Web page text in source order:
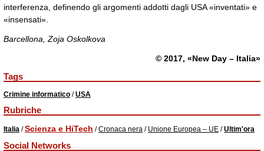
interferenza, definendo gli argomenti addotti dagli USA «inventati» e
«insensati».
Barcellona, Zoja Oskolkova
© 2017, «New Day – Italia»
Tags
Crimine informatico /USA
Rubriche
Italia /Scienza e HiTech /Cronaca nera / Unione Europea – UE /Ultim'ora
Social Networks